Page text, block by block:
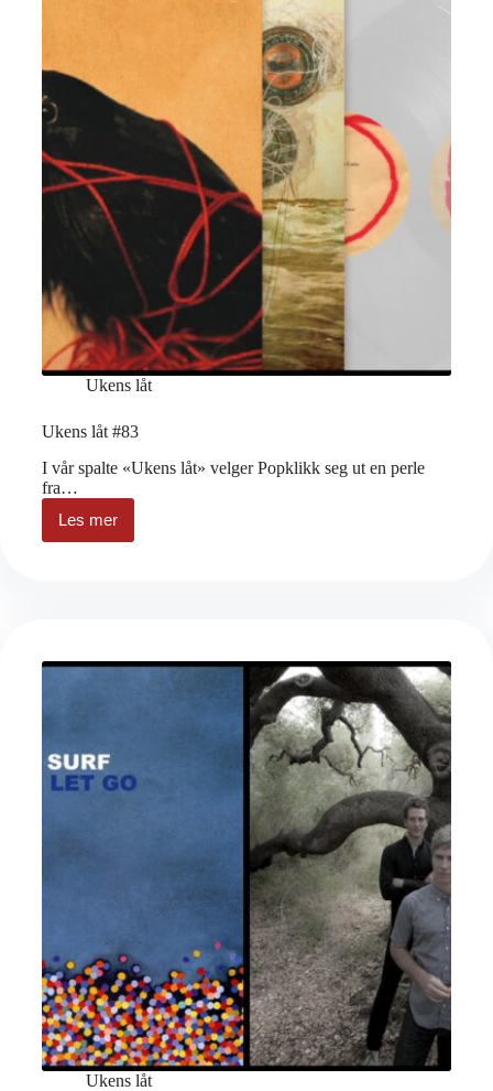
Ukens låt
Ukens låt #83
I vår spalte «Ukens låt» velger Popklikk seg ut en perle
fra…
Les mer
Ukens
låt
Ukens låt